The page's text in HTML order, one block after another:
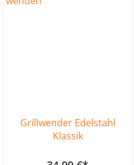
Grillwender Edelstahl
Klassik